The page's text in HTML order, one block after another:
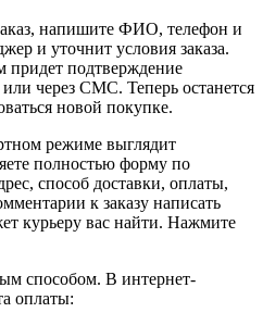
напишите ФИО, телефон и
и уточнит условия заказа.
придет подтверждение
через СМС. Теперь останется
новой покупке.
режиме выглядит
полностью форму по
способ доставки, оплаты,
к заказу написать
курьеру вас найти. Нажмите
способом. В интернет-
оплаты: